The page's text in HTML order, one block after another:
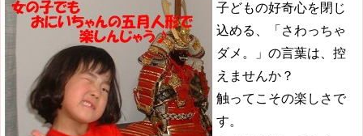
子どもの好奇心を閉じ
込める、「さわっちゃ
ダメ。」の言葉は、控
えませんか？
触ってこその楽しさで
す。